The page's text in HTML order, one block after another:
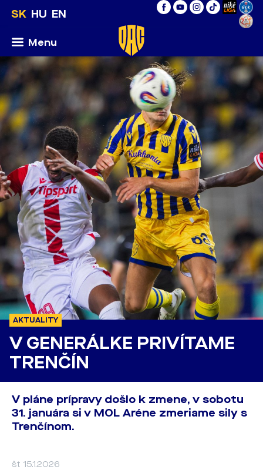
SK HU EN
Menu
AKTUALITY
V GENERÁLKE PRIVÍTAME
TRENČÍN
V pláne prípravy došlo k zmene, v sobotu
31. januára si v MOL Aréne zmeriame sily s
Trenčínom.
št 15.1.2026